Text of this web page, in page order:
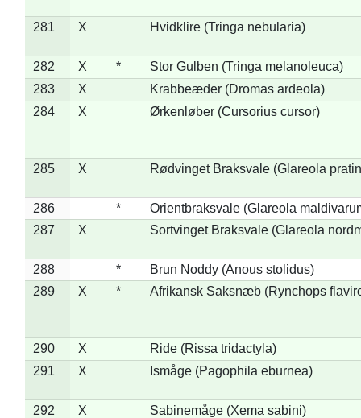
281 X Hvidklire (Tringa nebularia)
282 X *
Stor Gulben (Tringa melanoleuca)
283
X
Krabbeæder (Dromas ardeola)
284
X Ørkenløber (Cursorius cursor)
285 X Rødvinget Braksvale (Glareola
286 *
Orientbraksvale (Glareola
287
X Sortvinget Braksvale (Glareola
288 *
Brun Noddy (Anous stolidus)
289
X * Afrikansk Saksnæb (Rynchops
290 X
Ride (Rissa tridactyla)
291
X Ismåge (Pagophila eburnea)
292 X Sabinemåge (Xema sabini)